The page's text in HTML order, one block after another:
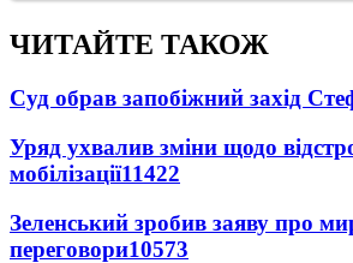
ЧИТАЙТЕ ТАКОЖ
Суд обрав запобіжний захід
Уряд ухвалив зміни щодо
мобілізації11422
Зеленський зробив заяву про
переговори10573